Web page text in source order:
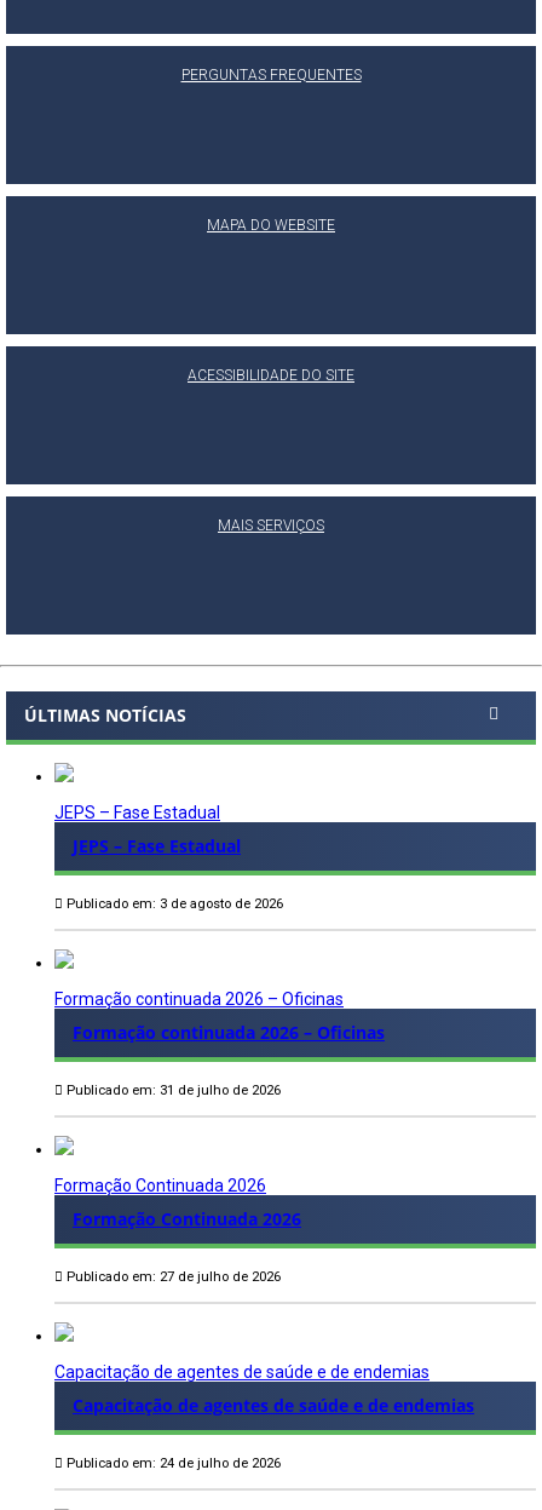
PERGUNTAS FREQUENTES
MAPA DO WEBSITE
ACESSIBILIDADE DO SITE
MAIS SERVIÇOS
ÚLTIMAS NOTÍCIAS
JEPS – Fase Estadual
JEPS – Fase Estadual
Publicado em: 3 de agosto de 2026
Formação continuada 2026 – Oficinas
Formação continuada 2026 – Oficinas
Publicado em: 31 de julho de 2026
Formação Continuada 2026
Formação Continuada 2026
Publicado em: 27 de julho de 2026
Capacitação de agentes de saúde e de endemias
Capacitação de agentes de saúde e de endemias
Publicado em: 24 de julho de 2026